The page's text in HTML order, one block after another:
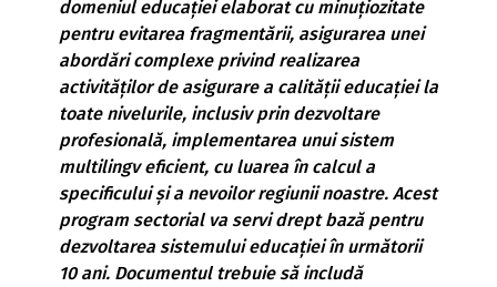
domeniul educației elaborat cu minuțiozitate
pentru evitarea fragmentării, asigurarea unei
abordări complexe privind realizarea
activităților de asigurare a calității educației la
toate nivelurile, inclusiv prin dezvoltare
profesională, implementarea unui sistem
multilingv eficient, cu luarea în calcul a
specificului și a nevoilor regiunii noastre. Acest
program sectorial va servi drept bază pentru
dezvoltarea sistemului educației în următorii
10 ani. Documentul trebuie să includă